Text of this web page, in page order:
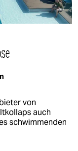
von
auch
schwimmenden